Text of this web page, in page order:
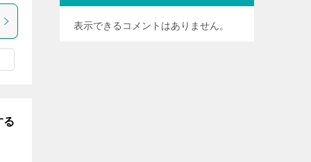
る
表示できるコメントはありません。